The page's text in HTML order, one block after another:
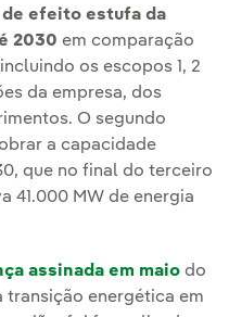
efeito estufa da
2030 em comparação
os escopos 1, 2
da empresa, dos
O segundo
a capacidade
que no final do terceiro
41.000 MW de energia
assinada em maio do
transição energética em